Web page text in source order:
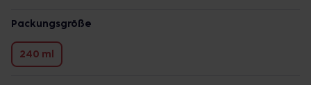
Packungsgröße
240 ml